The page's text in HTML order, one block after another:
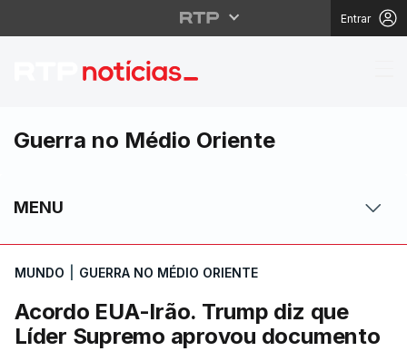
Entrar
Acordo EUA-Irão.
Guerra no Médio Oriente
MENU
MUNDO GUERRA NO MÉDIO ORIENTE
Acordo EUA-Irão. Trump diz que
Líder Supremo aprovou documento